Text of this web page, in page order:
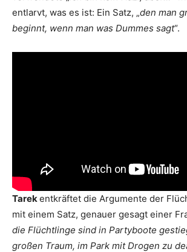
entlarvt, was es ist: Ein Satz, „den man
beginnt, wenn man was Dummes sagt“.
Tarek entkräftet die Argumente der
mit einem Satz, genauer gesagt einer
die Flüchtlinge sind in Partyboote
großen Traum, im Park mit Drogen zu